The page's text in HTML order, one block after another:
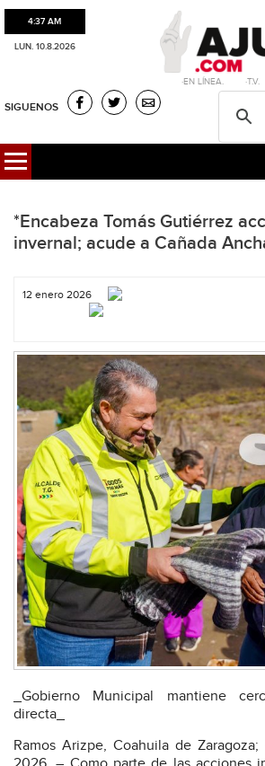
4:37 AM
LUN. 10.8.2026
·EN LÍNEA.
SIGUENOS
*Encabeza Tomás Gutiérrez
invernal; acude a Cañada
12 enero 2026
_Gobierno Municipal mantiene
directa_
Ramos Arizpe, Coahuila de